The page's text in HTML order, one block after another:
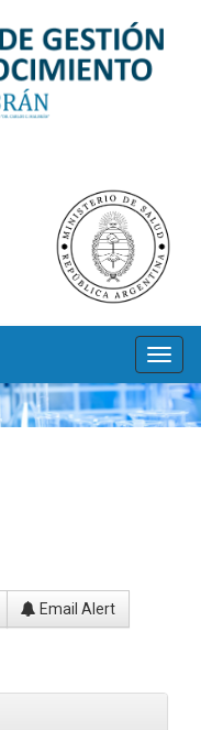
Email Alert